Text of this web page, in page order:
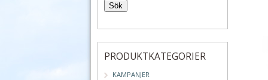
Sök
PRODUKTKATEGORIER
KAMPANJER